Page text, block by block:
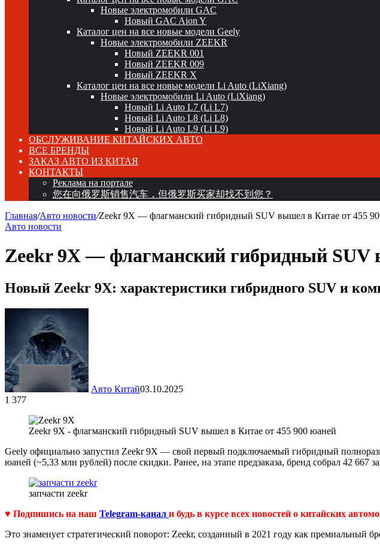
Новые электромобили GAC
Новый GAC Aion Y
Каталог цен на все новые модели Geely
Новые электромобили ZEEKR
Новый ZEEKR 001
Новый ZEEKR 009
Новый ZEEKR X
Каталог цен на все новые модели Li Auto (LiXiang)
Новые электромобили Li Auto (LiXiang)
Новый Li Auto L7 (Li L7)
Новый Li Auto L8 (Li L8)
Новый Li Auto L9 (Li L9)
ОБСЛУЖИВАНИЕ КИТАЙСКИХ АВТО
ВСЕ БРЕНДЫ
ЗАКАЗ АВТО ИЗ КИТАЯ
КОНТАКТЫ
Реклама на портале
您在向俄罗斯销售汽车，但俄罗斯买家却找不到您？
Главная/Авто новости/Zeekr 9X — флагманский гибридный SUV вышел в Китае от 455
Авто новости
Zeekr 9X — флагманский гибридный SUV
Новый Zeekr 9X: характеристики гибридного SUV и
Авто Китай03.10.2025
1 377
Zeekr 9X - флагманский гибридный SUV вышел в Китае от 455 900 юаней
Geely официально запустил Zeekr 9X — свой первый подключаемый гибридный
юаней (~5,33 млн рублей) после скидки. Ранее, на этапе предзаказа, бренд собрал 42 667
запчасти zeekr
♥ Подпишись на наш Telegram-канал и будь в курсе всех новостей о китайских
Это знаменует стратегический поворот: Zeekr, созданный в 2021 году как премиальный